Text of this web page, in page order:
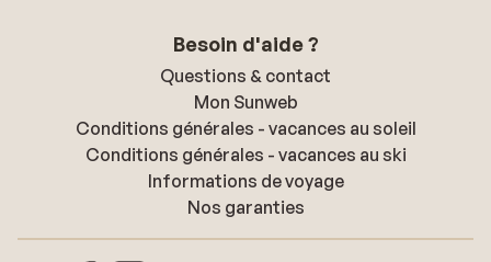
Besoin d'aide ?
Questions & contact
Mon Sunweb
Conditions générales - vacances au soleil
Conditions générales - vacances au ski
Informations de voyage
Nos garanties